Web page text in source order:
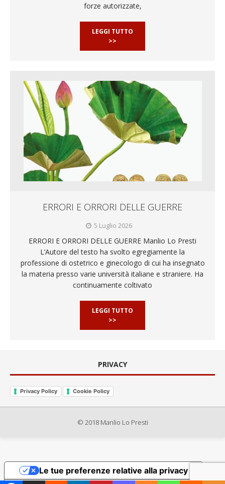
forze autorizzate,
LEGGI TUTTO
>>
ERRORI E ORRORI DELLE GUERRE
5 Luglio 2026
ERRORI E ORRORI DELLE GUERRE Manlio Lo Presti
L’Autore del testo ha svolto egregiamente la
professione di ostetrico e ginecologo di cui ha insegnato
la materia presso varie università italiane e straniere. Ha
continuamente coltivato
LEGGI TUTTO
>>
PRIVACY
Privacy Policy Cookie Policy
© 2018 Manlio Lo Presti
Le tue preferenze relative alla privacy